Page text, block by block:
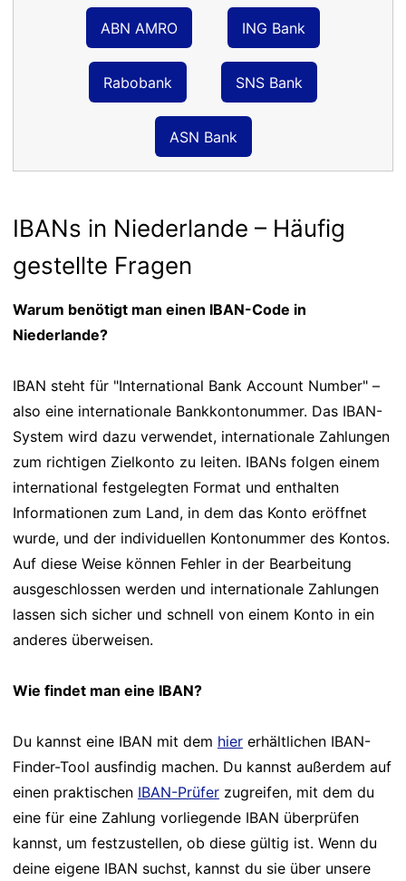
ABN AMRO ING Bank
Rabobank SNS Bank
ASN Bank
IBANs in Niederlande – Häufig
gestellte Fragen
Warum benötigt man einen IBAN-Code in
Niederlande?
IBAN steht für "International Bank Account Number" –
also eine internationale Bankkontonummer. Das IBAN-
System wird dazu verwendet, internationale Zahlungen
zum richtigen Zielkonto zu leiten. IBANs folgen einem
international festgelegten Format und enthalten
Informationen zum Land, in dem das Konto eröffnet
wurde, und der individuellen Kontonummer des Kontos.
Auf diese Weise können Fehler in der Bearbeitung
ausgeschlossen werden und internationale Zahlungen
lassen sich sicher und schnell von einem Konto in ein
anderes überweisen.
Wie findet man eine IBAN?
Du kannst eine IBAN mit dem hier erhältlichen IBAN-
Finder-Tool ausfindig machen. Du kannst außerdem auf
einen praktischen IBAN-Prüfer zugreifen, mit dem du
eine für eine Zahlung vorliegende IBAN überprüfen
kannst, um festzustellen, ob diese gültig ist. Wenn du
deine eigene IBAN suchst, kannst du sie über unsere